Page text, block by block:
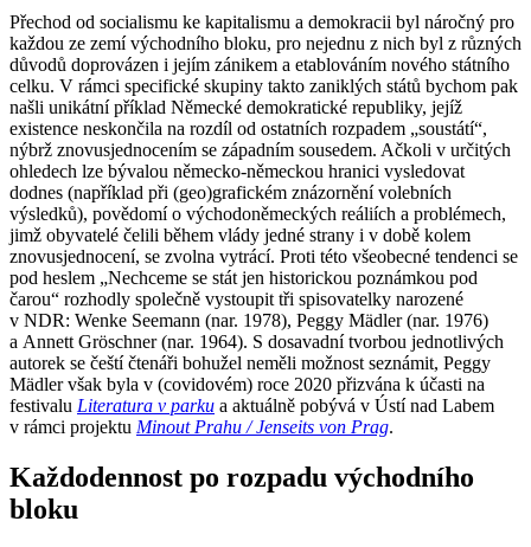
Přechod od socialismu ke kapitalismu a demokracii byl náročný pro
každou ze zemí východního bloku, pro nejednu z nich byl z různých
důvodů doprovázen i jejím zánikem a etablováním nového státního
celku. V rámci specifické skupiny takto zaniklých států bychom pak
našli unikátní příklad Německé demokratické republiky, jejíž
existence neskončila na rozdíl od ostatních rozpadem „soustátí“,
nýbrž znovusjednocením se západním sousedem. Ačkoli v určitých
ohledech lze bývalou německo-německou hranici vysledovat
dodnes (například při (geo)grafickém znázornění volebních
výsledků), povědomí o východoněmeckých reáliích a problémech,
jimž obyvatelé čelili během vlády jedné strany i v době kolem
znovusjednocení, se zvolna vytrácí. Proti této všeobecné tendenci se
pod heslem „Nechceme se stát jen historickou poznámkou pod
čarou“ rozhodly společně vystoupit tři spisovatelky narozené
v NDR: Wenke Seemann (nar. 1978), Peggy Mädler (nar. 1976)
a Annett Gröschner (nar. 1964). S dosavadní tvorbou jednotlivých
autorek se čeští čtenáři bohužel neměli možnost seznámit, Peggy
Mädler však byla v (covidovém) roce 2020 přizvána k účasti na
festivalu Literatura v parku a aktuálně pobývá v Ústí nad Labem
v rámci projektu Minout Prahu / Jenseits von Prag.
Každodennost po rozpadu východního
bloku